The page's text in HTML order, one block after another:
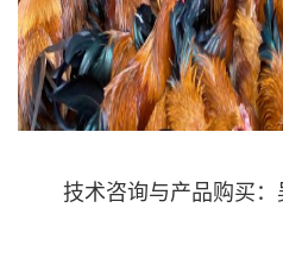
技术咨询与产品购买